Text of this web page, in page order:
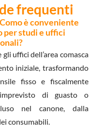
frequenti
è conveniente
per studi e uffici
uffici dell’area comasca
iniziale, trasformando
fisso e fiscalmente
di guasto o
nel canone, dalla
consumabili.